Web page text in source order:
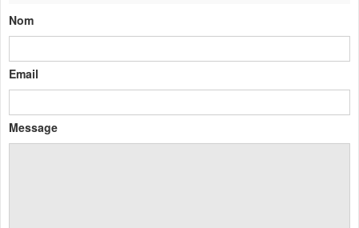
Nom
Email
Message